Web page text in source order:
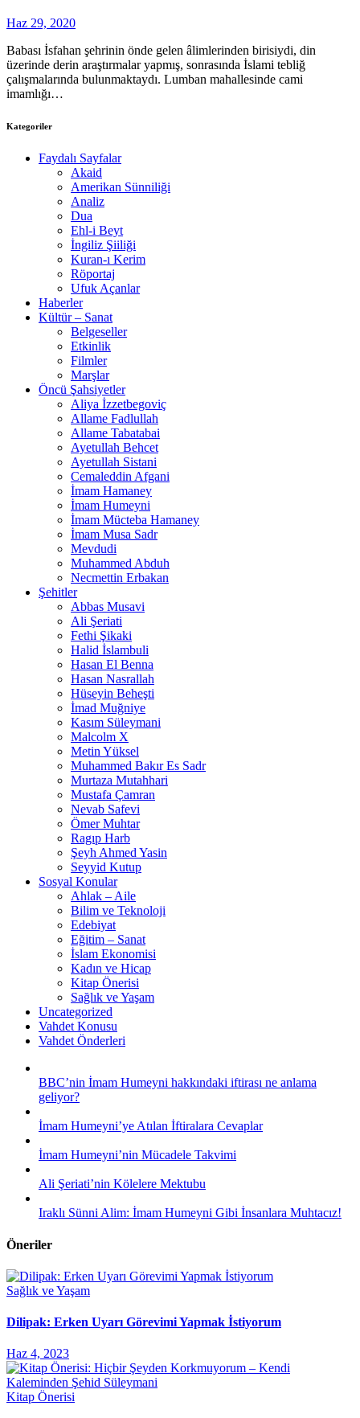
Haz 29, 2020
Babası İsfahan şehrinin önde gelen âlimlerinden birisiydi, din
üzerinde derin araştırmalar yapmış, sonrasında İslami tebliğ
çalışmalarında bulunmaktaydı. Lumban mahallesinde cami
imamlığı…
Kategoriler
Faydalı Sayfalar
Akaid
Amerikan Sünniliği
Analiz
Dua
Ehl-i Beyt
İngiliz Şiiliği
Kuran-ı Kerim
Röportaj
Ufuk Açanlar
Haberler
Kültür – Sanat
Belgeseller
Etkinlik
Filmler
Marşlar
Öncü Şahsiyetler
Aliya İzzetbegoviç
Allame Fadlullah
Allame Tabatabai
Ayetullah Behcet
Ayetullah Sistani
Cemaleddin Afgani
İmam Hamaney
İmam Humeyni
İmam Mücteba Hamaney
İmam Musa Sadr
Mevdudi
Muhammed Abduh
Necmettin Erbakan
Şehitler
Abbas Musavi
Ali Şeriati
Fethi Şikaki
Halid İslambuli
Hasan El Benna
Hasan Nasrallah
Hüseyin Beheşti
İmad Muğniye
Kasım Süleymani
Malcolm X
Metin Yüksel
Muhammed Bakır Es Sadr
Murtaza Mutahhari
Mustafa Çamran
Nevab Safevi
Ömer Muhtar
Ragıp Harb
Şeyh Ahmed Yasin
Seyyid Kutup
Sosyal Konular
Ahlak – Aile
Bilim ve Teknoloji
Edebiyat
Eğitim – Sanat
İslam Ekonomisi
Kadın ve Hicap
Kitap Önerisi
Sağlık ve Yaşam
Uncategorized
Vahdet Konusu
Vahdet Önderleri
BBC’nin İmam Humeyni hakkındaki iftirası ne anlama
geliyor?
İmam Humeyni’ye Atılan İftiralara Cevaplar
İmam Humeyni’nin Mücadele Takvimi
Ali Şeriati’nin Kölelere Mektubu
Iraklı Sünni Alim: İmam Humeyni Gibi İnsanlara Muhtacız!
Öneriler
Sağlık ve Yaşam
Dilipak: Erken Uyarı Görevimi Yapmak İstiyorum
Haz 4, 2023
Kitap Önerisi